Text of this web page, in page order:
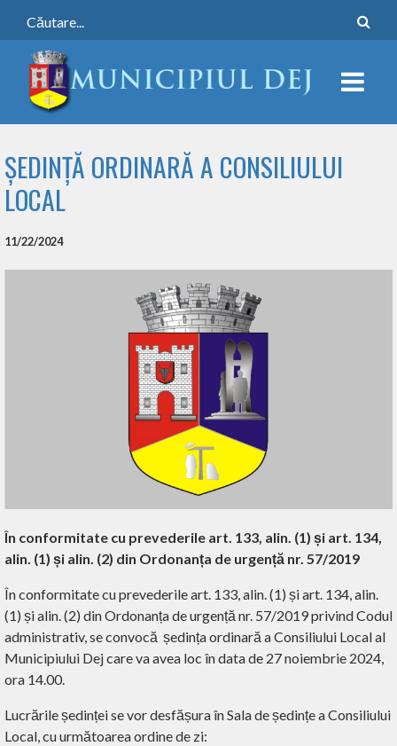
ȘEDINȚĂ ORDINARĂ A CONSILIULUI
LOCAL
11/22/2024
În conformitate cu prevederile art. 133, alin. (1) și art. 134,
alin. (1) și alin. (2) din Ordonanța de urgență nr. 57/2019
În conformitate cu prevederile art. 133, alin. (1) și art. 134,alin.
(1) și alin.(2) din Ordonanța de urgență nr. 57/2019 privind Codul
administrativ, se convocă ședința ordinară a Consiliului Local al
Municipiului Dej care va avea loc în data de 27 noiembrie 2024,
ora 14.00.
Lucrările ședinței se vor desfășuraîn Sala de ședințe a Consiliului
Local, cu următoarea ordine de zi: